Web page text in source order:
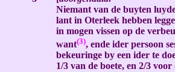
Niemant van de buyten
lant in Oterleek hebben
in mogen vissen op de
want(3), ende ider persoon
bekeuringe by een ider te
1/3 van de boete, en 2/3 voor